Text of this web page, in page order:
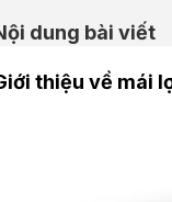
dung bài viết
thiệu về mái